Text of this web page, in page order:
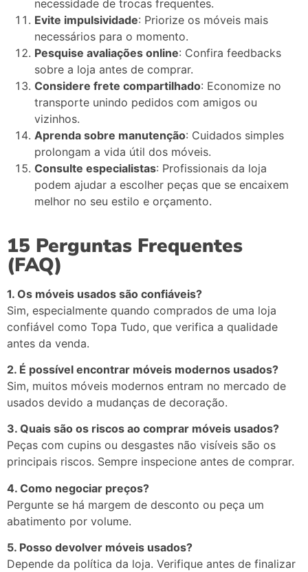
necessidade de trocas frequentes.
Evite impulsividade: Priorize os móveis mais
necessários para o momento.
Pesquise avaliações online: Confira feedbacks
sobre a loja antes de comprar.
Considere frete compartilhado: Economize no
transporte unindo pedidos com amigos ou
vizinhos.
Aprenda sobre manutenção: Cuidados simples
prolongam a vida útil dos móveis.
Consulte especialistas: Profissionais da loja
podem ajudar a escolher peças que se encaixem
melhor no seu estilo e orçamento.
15 Perguntas Frequentes
(FAQ)
1. Os móveis usados são confiáveis?
Sim, especialmente quando comprados de uma loja
confiável como Topa Tudo, que verifica a qualidade
antes da venda.
2. É possível encontrar móveis modernos usados?
Sim, muitos móveis modernos entram no mercado de
usados devido a mudanças de decoração.
3. Quais são os riscos ao comprar móveis usados?
Peças com cupins ou desgastes não visíveis são os
principais riscos. Sempre inspecione antes de comprar.
4. Como negociar preços?
Pergunte se há margem de desconto ou peça um
abatimento por volume.
5. Posso devolver móveis usados?
Depende da política da loja. Verifique antes de finalizar